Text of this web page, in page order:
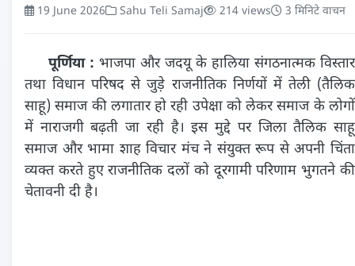
19 June 2026 Sahu Teli Samaj 214 views 3 मिनिटे वाचन
पूर्णिया : भाजपा और जदयू के हालिया संगठनात्मक विस्तार
तथा विधान परिषद से जुड़े राजनीतिक निर्णयों में तेली (तैलिक
साहू) समाज की लगातार हो रही उपेक्षा को लेकर समाज के लोगों
में नाराजगी बढ़ती जा रही है। इस मुद्दे पर जिला तैलिक साहू
समाज और भामा शाह विचार मंच ने संयुक्त रूप से अपनी चिंता
व्यक्त करते हुए राजनीतिक दलों को दूरगामी परिणाम भुगतने की
चेतावनी दी है।